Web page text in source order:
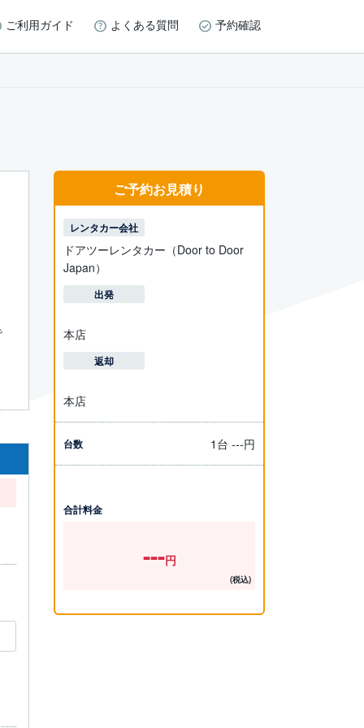
ご利用ガイド よくある質問 予約確認
ご予約お見積り
レンタカー会社
ドアツーレンタカー（Door to Door
Japan）
出発
本店
返却
本店
台数 1台 ---円
合計料金
---円
(税込)